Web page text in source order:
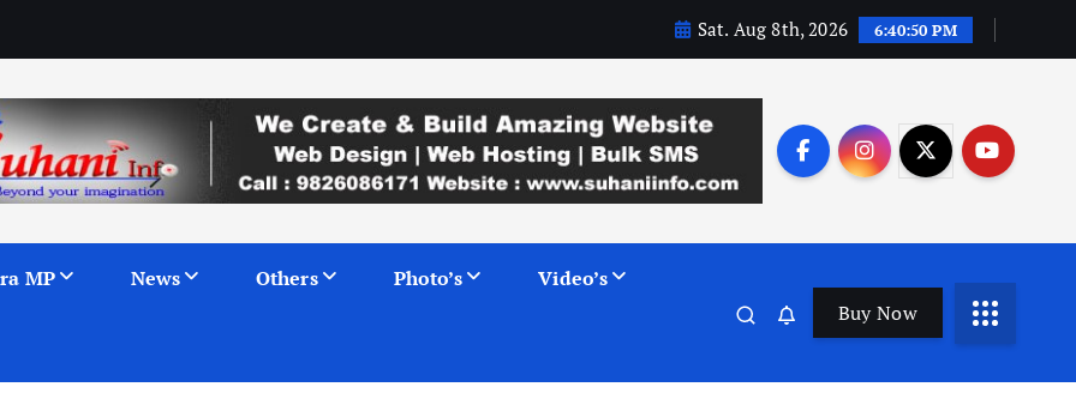
Sat. Aug 8th, 2026 6:40:51 PM
MP News Others Photo’s Video’s
Buy Now